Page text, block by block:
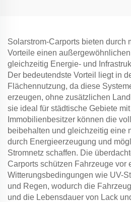
Solarstrom-Carports bieten durch
Vorteile einen
gleichzeitig Energie- und
Der bedeutendste Vorteil liegt in
Flächennutzung, da diese
erzeugen, ohne zusätzlichen
sie ideal für städtische Gebiete
Immobilienbesitzer können die
beibehalten und gleichzeitig eine
durch Energieerzeugung und
Stromnetz schaffen. Die
Carports schützen Fahrzeuge vor
Witterungsbedingungen wie UV-
und Regen, wodurch die
und die Lebensdauer von Lack